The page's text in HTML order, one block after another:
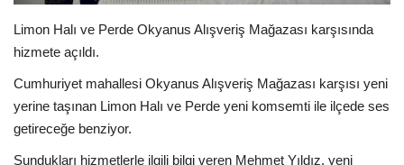
Resmiilan
Limon Halı ve Perde Okyanus Alışveriş Mağazası karşısında
hizmete açıldı.
Cumhuriyet mahallesi Okyanus Alışveriş Mağazası karşısı yeni
yerine taşınan Limon Halı ve Perde yeni komsemti ile ilçede ses
getireceğe benziyor.
Sundukları hizmetlerle ilgili bilgi veren Mehmet Yıldız, yeni